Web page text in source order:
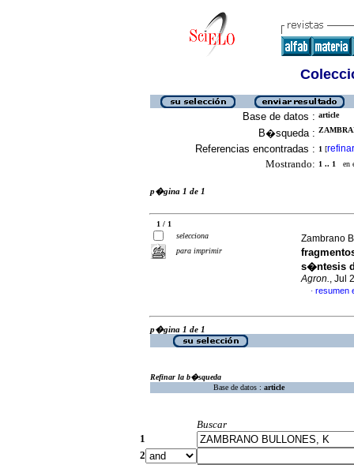
Base de datos : article
B�squeda :
Referencias encontradas : 1 [refinar
Mostrando: 1 .. 1 en
p�gina 1 de 1
1 / 1
selecciona
para imprimir
Zambrano
s�ntesis
Agron., Jul
· resumen
p�gina 1 de 1
Refinar la b�squeda
Base de datos : article
Buscar
1
2